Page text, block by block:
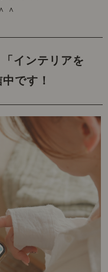
＾
「インテリアを
です！